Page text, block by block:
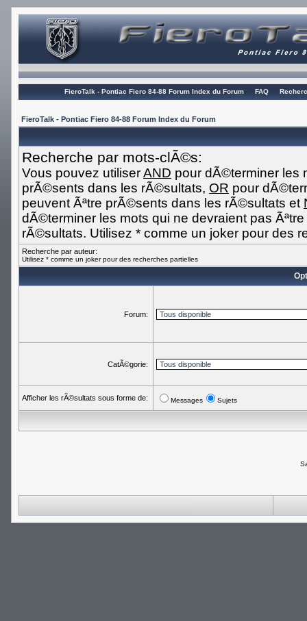
FieroTalk - Pontiac Fiero 84-88 Forum Index du Forum FAQ
FieroTalk - Pontiac Fiero 84-88 Forum Index du Forum
Recherche par mots-clÃ©s:
Vous pouvez utiliserAND pour dÃ©terminer les
prÃ©sents dans les rÃ©sultats, OR pour
peuvent Ãªtre prÃ©sents dans les rÃ©sultats et
dÃ©terminer les mots qui ne devraient pas
rÃ©sultats. Utilisez * comme un joker pour des
Recherche par auteur:
Utilisez * comme un joker pour des recherches partielles
Forum:
CatÃ©gorie:
Afficher les rÃ©sultats sous forme de: Messages Sujets